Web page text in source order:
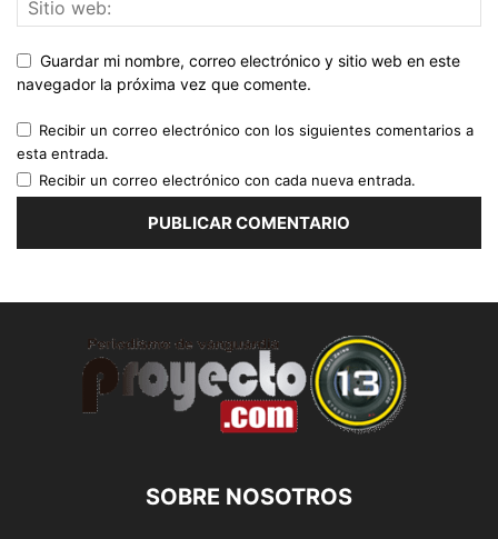
Guardar mi nombre, correo electrónico y sitio web en este
navegador la próxima vez que comente.
Recibir un correo electrónico con los siguientes comentarios a
esta entrada.
Recibir un correo electrónico con cada nueva entrada.
SOBRE NOSOTROS